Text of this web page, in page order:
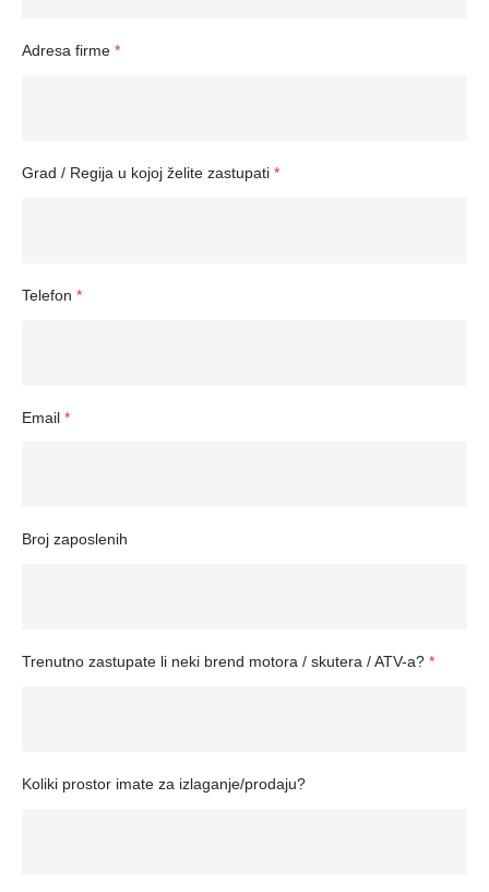
Adresa firme *
Grad / Regija u kojoj želite zastupati *
Telefon *
Email *
Broj zaposlenih
Trenutno zastupate li neki brend motora / skutera / ATV-a? *
Koliki prostor imate za izlaganje/prodaju?